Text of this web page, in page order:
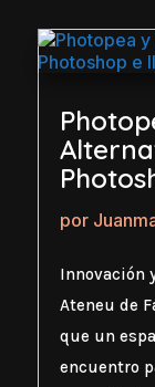
por
Innovación
Ateneu de
que un
encuentro